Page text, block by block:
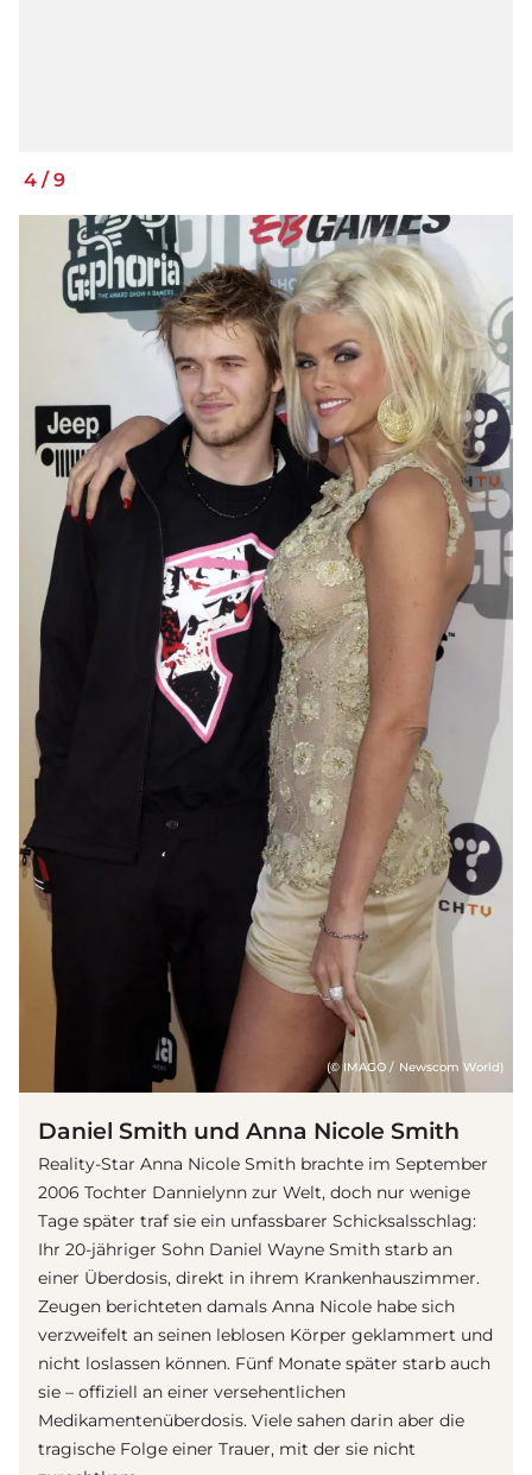
4 /9
(© IMAGO / Newscom World)
Daniel Smith und Anna Nicole Smith
Reality-Star Anna Nicole Smith brachte im September
2006 Tochter Dannielynn zur Welt, doch nur wenige
Tage später traf sie ein unfassbarer Schicksalsschlag:
Ihr 20-jähriger Sohn Daniel Wayne Smith starb an
einer Überdosis, direkt in ihrem Krankenhauszimmer.
Zeugen berichteten damals Anna Nicole habe sich
verzweifelt an seinen leblosen Körper geklammert und
nicht loslassen können. Fünf Monate später starb auch
sie – offiziell an einer versehentlichen
Medikamentenüberdosis. Viele sahen darin aber die
tragische Folge einer Trauer, mit der sie nicht